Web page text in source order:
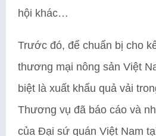
hội khác…
Trước đó, để chuẩn bị cho
thương mại nông sản Việt
biệt là xuất khẩu quả vải
Thương vụ đã báo cáo và
của Đại sứ quán Việt Nam